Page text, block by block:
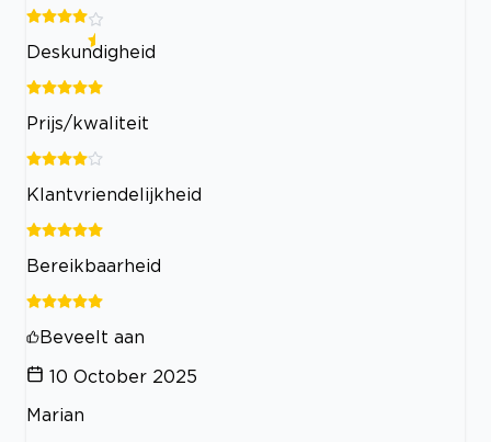
Deskundigheid
Prijs/kwaliteit
Klantvriendelijkheid
Bereikbaarheid
Beveelt aan
10 October 2025
Marian